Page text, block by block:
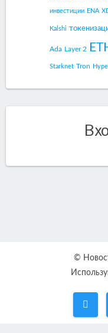
инвестиции ENA
Kalshi
Ada Layer 2
Starknet Tron Hype
©